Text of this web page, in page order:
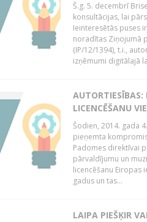
Š.g. 5. decembrī
konsultācijas, lai
Ieinteresētās puses
noradītas Ziņojumā
(IP/12/1394), t.i.,
izņēmumi digitālajā
AUTORTIESĪBAS:
LICENCĒŠANU
Šodien, 2014. gada
pieņemta
Padomes direktīvai
pārvaldījumu un
licencēšanu Eiropas
gadus un tas...
LAIPA PIEŠĶIR